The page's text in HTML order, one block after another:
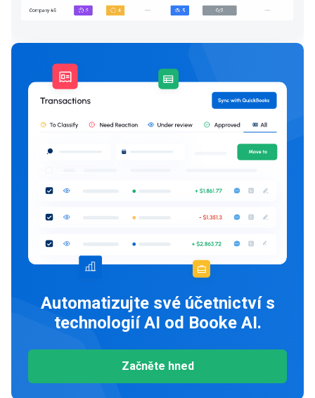
Automatizujte své účetnictví s
technologií AI od Booke AI.
Začněte hned